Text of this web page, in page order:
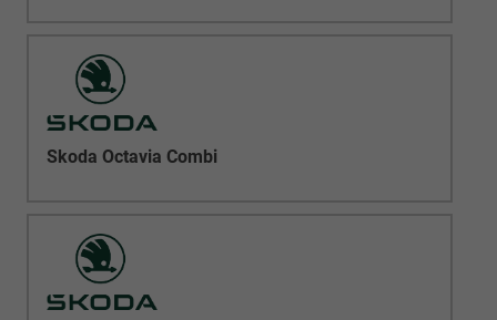
Skoda Octavia Combi